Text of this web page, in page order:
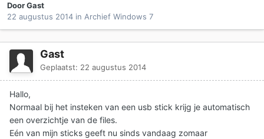
Door Gast
22 augustus 2014 in Archief Windows 7
Gast
Geplaatst: 22 augustus 2014
Hallo,
Normaal bij het insteken van een usb stick krijg je automatisch
een overzichtje van de files.
Eén van mijn sticks geeft nu sinds vandaag zomaar